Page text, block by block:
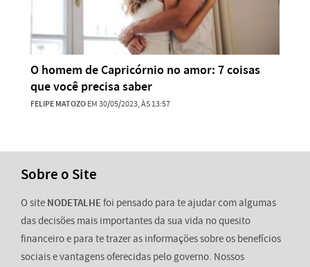
O homem de Capricórnio no amor: 7 coisas
que você precisa saber
FELIPE MATOZOEM 30/05/2023, ÀS 13:57
Sobre o Site
O site NODETALHEfoi pensado para te ajudar com algumas
das decisões mais importantes da sua vida no quesito
financeiro e para te trazer as informações sobre os benefícios
sociais e vantagens oferecidas pelo governo. Nossos